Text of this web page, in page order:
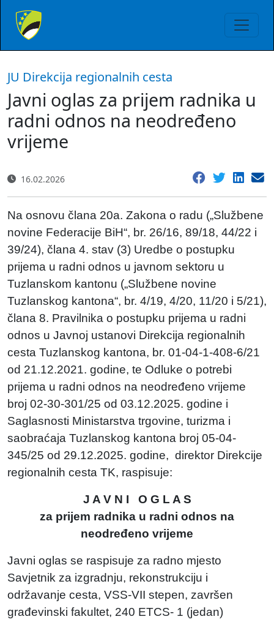
JU Direkcija regionalnih cesta
Javni oglas za prijem radnika u
radni odnos na neodređeno
vrijeme
16.02.2026
Na osnovu člana 20a. Zakona o radu („Službene
novine Federacije BiH“, br. 26/16, 89/18, 44/22 i
39/24), člana 4. stav (3) Uredbe o postupku
prijema u radni odnos u javnom sektoru u
Tuzlanskom kantonu („Službene novine
Tuzlanskog kantona“, br. 4/19, 4/20, 11/20 i 5/21),
člana 8. Pravilnika o postupku prijema u radni
odnos u Javnoj ustanovi Direkcija regionalnih
cesta Tuzlanskog kantona, br. 01-04-1-408-6/21
od 21.12.2021. godine, te Odluke o potrebi
prijema u radni odnos na neodređeno vrijeme
broj 02-30-301/25 od 03.12.2025. godine i
Saglasnosti Ministarstva trgovine, turizma i
saobraćaja Tuzlanskog kantona broj 05-04-
345/25 od 29.12.2025. godine, direktor Direkcije
regionalnih cesta TK, raspisuje:
J A V N I O G L A S
za prijem radnika u radni odnos na
neodređeno vrijeme
Javni oglas se raspisuje za radno mjesto
Savjetnik za izgradnju, rekonstrukciju i
održavanje cesta, VSS-VII stepen, završen
građevinski fakultet, 240 ETCS- 1 (jedan)